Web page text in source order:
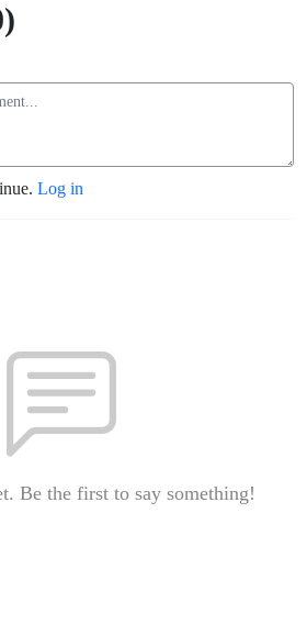
Log in
Be the first to say something!